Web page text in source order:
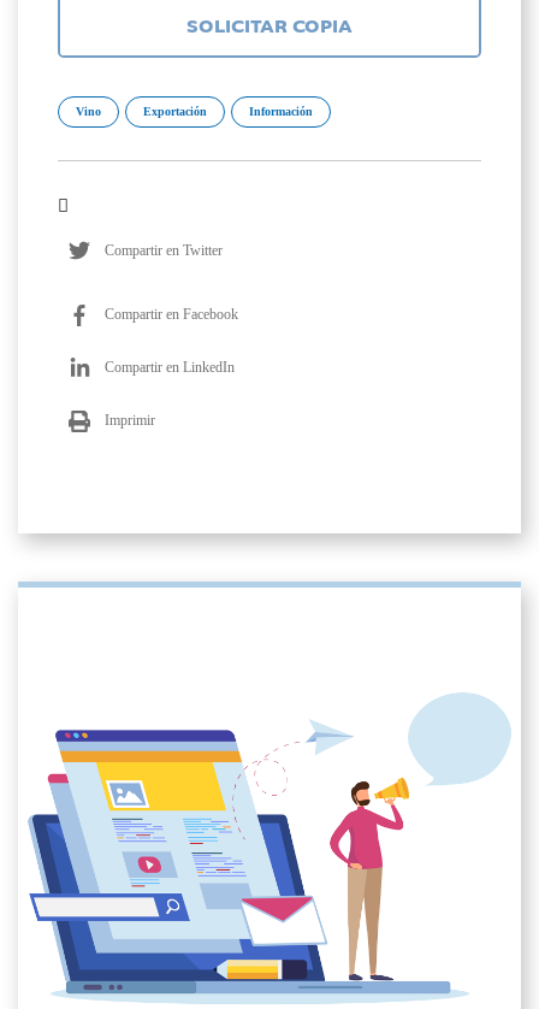
SOLICITAR COPIA
Vino Exportación Información
Compartir en Twitter
Compartir en Facebook
Compartir en LinkedIn
Imprimir